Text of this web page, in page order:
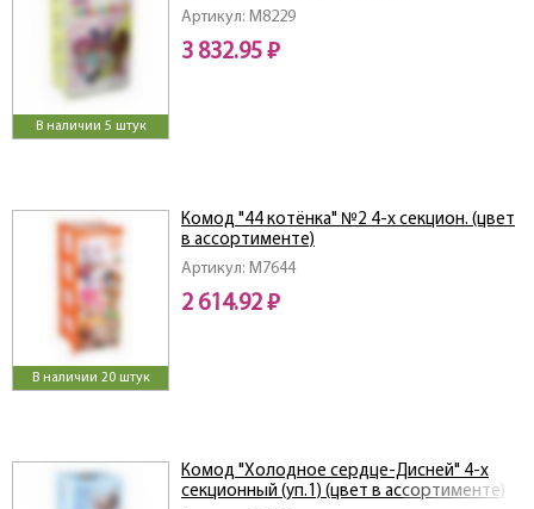
В наличии 5 штук
Артикул: M8229
3 832.95 ₽
В наличии 20 штук
Артикул: M7644
Комод "44 котёнка" №2 4-х секцион. (цвет
в ассортименте)
2 614.92 ₽
Комод "Холодное сердце-Дисней" 4-х
секционный (уп.1) (цвет в ассортименте)